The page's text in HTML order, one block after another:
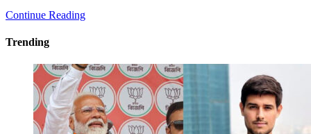
Continue Reading
Trending